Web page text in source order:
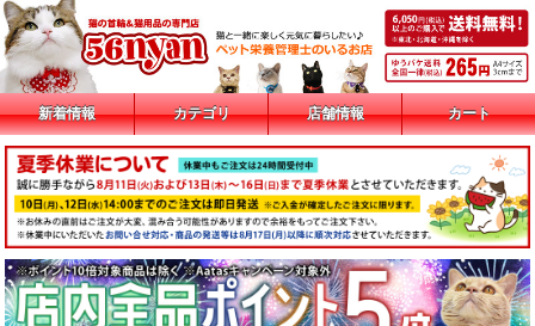
新着情報 カテゴリ 店舗情報 カート